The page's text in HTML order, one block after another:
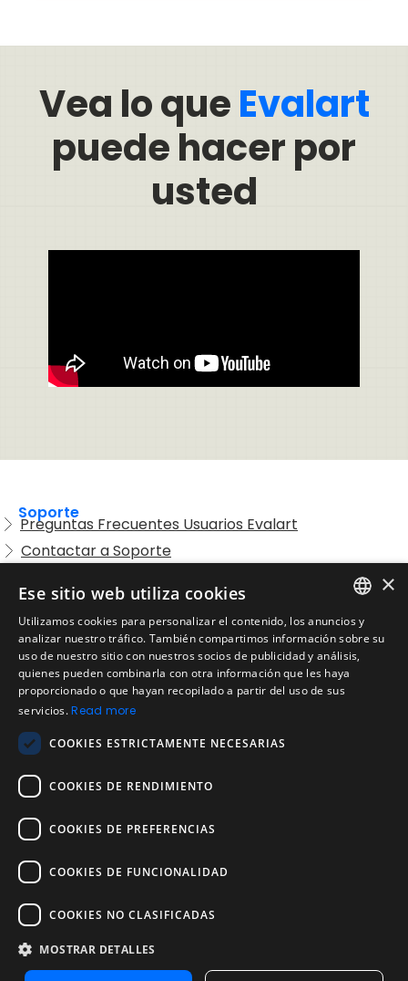
Vea lo queEvalart
puede hacer por
usted
Soporte
Preguntas Frecuentes Usuarios Evalart
Contactar a Soporte
Legal
Condiciones de Servicio
Aviso de privacidad
Política de cookies
Política de devoluciones
Acuerdo de licencia de usuario
Aviso legal
Política de uso aceptable
Empresa
Acerca de nosotros
Blog
Pruebas de confiabilidad y validez
Pruebas
Contáctenos
Contáctenos
ENGLISH
SPANISH
×
Ese sitio web utiliza cookies
Utilizamos cookies para personalizar el contenido, los anuncios y
analizar nuestro tráfico. También compartimos información sobre su
uso de nuestro sitio con nuestros socios de publicidad y análisis,
quienes pueden combinarla con otra información que les haya
proporcionado o que hayan recopilado a partir del uso de sus
servicios.Read more
COOKIES ESTRICTAMENTE NECESARIAS
COOKIES DE RENDIMIENTO
COOKIES DE PREFERENCIAS
COOKIES DE FUNCIONALIDAD
COOKIES NO CLASIFICADAS
MOSTRAR DETALLES